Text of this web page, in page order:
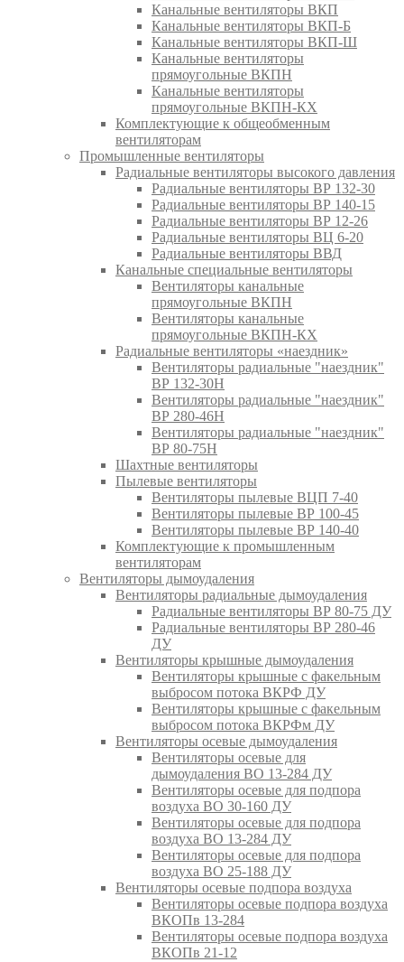
Канальные вентиляторы ВКП
Канальные вентиляторы ВКП-Б
Канальные вентиляторы ВКП-Ш
Канальные вентиляторы
прямоугольные ВКПН
Канальные вентиляторы
прямоугольные ВКПН-КХ
Комплектующие к общеобменным
вентиляторам
Промышленные вентиляторы
Радиальные вентиляторы высокого давления
Радиальные вентиляторы ВР 132-30
Радиальные вентиляторы ВР 140-15
Радиальные вентиляторы ВР 12-26
Радиальные вентиляторы ВЦ 6-20
Радиальные вентиляторы ВВД
Канальные специальные вентиляторы
Вентиляторы канальные
прямоугольные ВКПН
Вентиляторы канальные
прямоугольные ВКПН-КХ
Радиальные вентиляторы «наездник»
Вентиляторы радиальные "наездник"
ВР 132-30Н
Вентиляторы радиальные "наездник"
ВР 280-46Н
Вентиляторы радиальные "наездник"
ВР 80-75Н
Шахтные вентиляторы
Пылевые вентиляторы
Вентиляторы пылевые ВЦП 7-40
Вентиляторы пылевые ВР 100-45
Вентиляторы пылевые ВР 140-40
Комплектующие к промышленным
вентиляторам
Вентиляторы дымоудаления
Вентиляторы радиальные дымоудаления
Радиальные вентиляторы ВР 80-75 ДУ
Радиальные вентиляторы ВР 280-46
ДУ
Вентиляторы крышные дымоудаления
Вентиляторы крышные с факельным
выбросом потока ВКРФ ДУ
Вентиляторы крышные с факельным
выбросом потока ВКРФм ДУ
Вентиляторы осевые дымоудаления
Вентиляторы осевые для
дымоудаления ВО 13-284 ДУ
Вентиляторы осевые для подпора
воздуха ВО 30-160 ДУ
Вентиляторы осевые для подпора
воздуха ВО 13-284 ДУ
Вентиляторы осевые для подпора
воздуха ВО 25-188 ДУ
Вентиляторы осевые подпора воздуха
Вентиляторы осевые подпора воздуха
ВКОПв 13-284
Вентиляторы осевые подпора воздуха
ВКОПв 21-12